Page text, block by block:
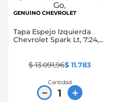
GENUINO CHEVROLET
Tapa Espejo Izquierda
Chevrolet Spark Lt, 7:24,
$ 13.091,96$ 11.783
Cantidad
＋
－